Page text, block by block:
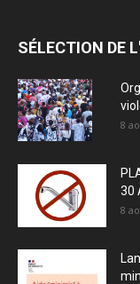
SÉLECTION DE
8
30
8